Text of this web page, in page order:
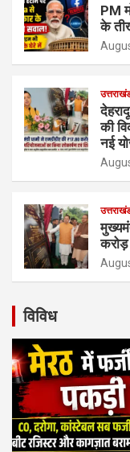
PM
के
की
नई
करोड़
विविध